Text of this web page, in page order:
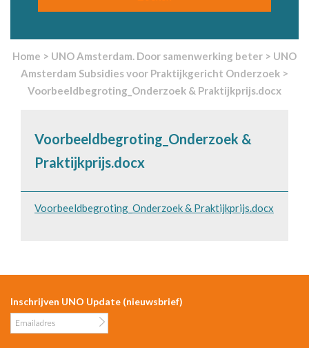
Home > UNO Amsterdam. Door samenwerking beter > UNO
Amsterdam Subsidies voor Praktijkgericht Onderzoek >
Voorbeeldbegroting_Onderzoek & Praktijkprijs.docx
Voorbeeldbegroting_Onderzoek &
Praktijkprijs.docx
Voorbeeldbegroting_Onderzoek & Praktijkprijs.docx
Inschrijven UNO Update (nieuwsbrief)